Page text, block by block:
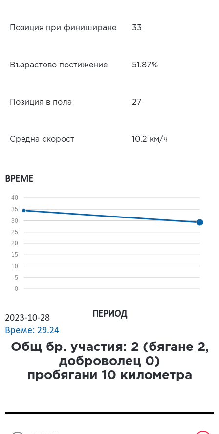
Позиция при финиширане 33
Възрастово постижение 51.87%
Позиция в пола 27
Средна скорост 10.2 км/ч
ВРЕМЕ
0
5
10
15
20
25
30
35
40
2023-10-28
Време: 29.24
ПЕРИОД
Общ бр. участия: 2 (бягане 2,
доброволец 0)
пробягани 10 километра